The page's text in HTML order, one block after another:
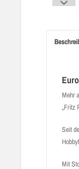
Mehr
„Fritz
Seit
Mit